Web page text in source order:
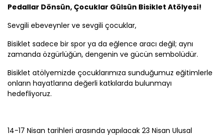
Pedallar Dönsün, Çocuklar Gülsün Bisiklet Atölyesi!
Sevgili ebeveynler ve sevgili çocuklar,
Bisiklet sadece bir spor ya da eğlence aracı değil; aynı
zamanda özgürlüğün, dengenin ve gücün sembolüdür.
Bisiklet atölyemizde çocuklarımıza sunduğumuz eğitimlerle
onların hayatlarına değerli katkılarda bulunmayı
hedefliyoruz.
14-17 Nisan tarihleri arasında yapılacak 23 Nisan Ulusal